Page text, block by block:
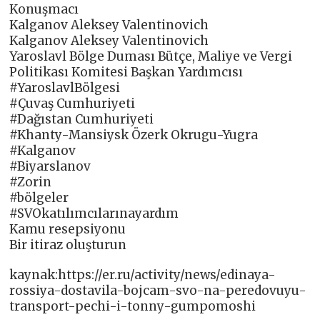
Konuşmacı
Kalganov Aleksey Valentinovich
Kalganov Aleksey Valentinovich
Yaroslavl Bölge Duması Bütçe, Maliye ve Vergi
Politikası Komitesi Başkan Yardımcısı
#YaroslavlBölgesi
#Çuvaş Cumhuriyeti
#Dağıstan Cumhuriyeti
#Khanty-Mansiysk Özerk Okrugu-Yugra
#Kalganov
#Biyarslanov
#Zorin
#bölgeler
#SVOkatılımcılarınayardım
Kamu resepsiyonu
Bir itiraz oluşturun
kaynak:https://er.ru/activity/news/edinaya-
rossiya-dostavila-bojcam-svo-na-peredovuyu-
transport-pechi-i-tonny-gumpomoshi